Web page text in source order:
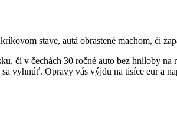
stave, autá obrastené machom, či
v čechách 30 ročné auto bez hniloby na
vyhnúť. Opravy vás výjdu na tisíce eur a